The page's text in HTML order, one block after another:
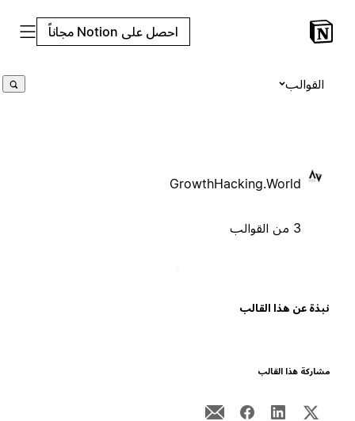
احصل على Notion مجاناً
القوالب
GrowthHacking.World
عن هذا القالب
هذا القالب